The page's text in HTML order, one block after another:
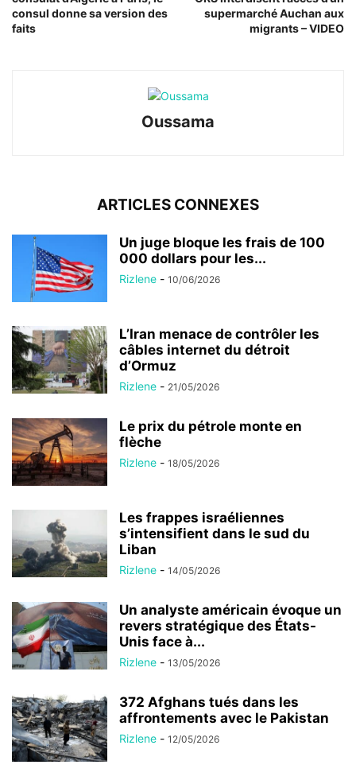
consul donne sa version des
faits
supermarché Auchan aux
migrants – VIDEO
Oussama
ARTICLES CONNEXES
Un juge bloque les frais de 100
000 dollars pour les...
Rizlene - 10/06/2026
L’Iran menace de contrôler les
câbles internet du détroit
d’Ormuz
Rizlene - 21/05/2026
Le prix du pétrole monte en
flèche
Rizlene - 18/05/2026
Les frappes israéliennes
s’intensifient dans le sud du
Liban
Rizlene - 14/05/2026
Un analyste américain évoque un
revers stratégique des États-
Unis face à...
Rizlene - 13/05/2026
372 Afghans tués dans les
affrontements avec le Pakistan
Rizlene - 12/05/2026